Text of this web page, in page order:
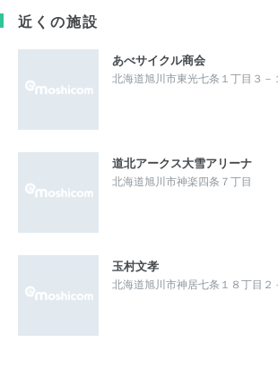
近くの施設
あべサイクル商会
北海道旭川市東光七条１丁目３－
道北アークス大雪アリーナ
北海道旭川市神楽四条７丁目
玉村文孝
北海道旭川市神居七条１８丁目２